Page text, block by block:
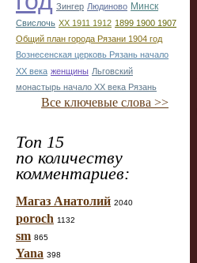
Зингер Людиново Минск
Свислочь XX 1911 1912 1899 1900 1907
Общий план города Рязани 1904 год
Вознесенская церковь Рязань начало
ХХ века женщины Льговский
монастырь начало ХХ века Рязань
Все ключевые слова >>
Топ 15
по количеству
комментариев:
Магаз Анатолий 2040
poroch 1132
sm 865
Yana 398